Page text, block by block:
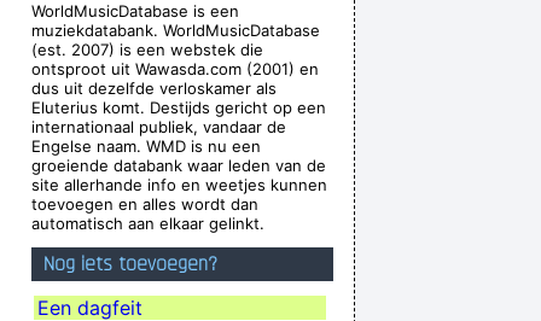
the people who can't read~ Liam Gallagher
even let you in the hotel.~ Buddy Holly
Of What I Go Through~ Lenny Kravitz
Along With With Your Self Esteem~ Kurt
Cobain
Everything blows my mind.~ Marc Bolan
tough call. That´s rebellion.~ Alice Cooper
Matter of fact it´ s all dark
they´ re quite aware of what they´ re
WorldMusicDatabase is een
muziekdatabank. WorldMusicDatabase
(est. 2007) is een webstek die
ontsproot uit Wawasda.com (2001) en
dus uit dezelfde verloskamer als
Eluterius komt. Destijds gericht op een
internationaal publiek, vandaar de
Engelse naam. WMD is nu een
groeiende databank waar leden van de
site allerhande info en weetjes kunnen
toevoegen en alles wordt dan
automatisch aan elkaar gelinkt.
Nog iets toevoegen?
Een dagfeit